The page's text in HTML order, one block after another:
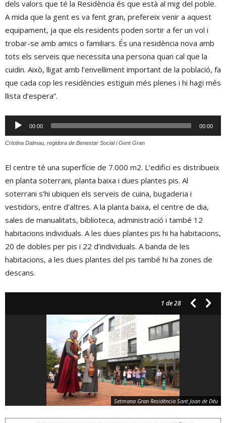
dels valors que té la Residència és que està al mig del poble.
A mida que la gent es va fent gran, prefereix venir a aquest
equipament, ja que els residents poden sortir a fer un vol i
trobar-se amb amics o familiars. És una residència nova amb
tots els serveis que necessita una persona quan cal que la
cuidin. Això, lligat amb l’envelliment important de la població, fa
que cada cop les residències estiguin més plenes i hi hagi més
llista d’espera”.
Reproductor
d'àudio
00:00 00:00
Cristina Dalmau, regidora de Benestar Social i Gent Gran
El centre té una superfície de 7.000 m2. L’edifici es distribueix
en planta soterrani, planta baixa i dues plantes pis. Al
soterrani s’hi ubiquen els serveis de cuina, bugaderia i
vestidors, entre d’altres. A la planta baixa, el centre de dia,
sales de manualitats, biblioteca, administració i també 12
habitacions individuals. A les dues plantes pis hi ha habitacions,
20 de dobles per pis i 22 d’individuals. A banda de les
habitacions, a les dues plantes del pis també hi ha zones de
descans.
1 de 28
Setmana Gran Residència Sant Joan de Déu